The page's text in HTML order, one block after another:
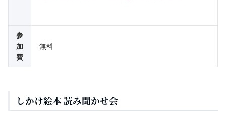
参
加
費
無料
しかけ絵本 読み聞かせ会